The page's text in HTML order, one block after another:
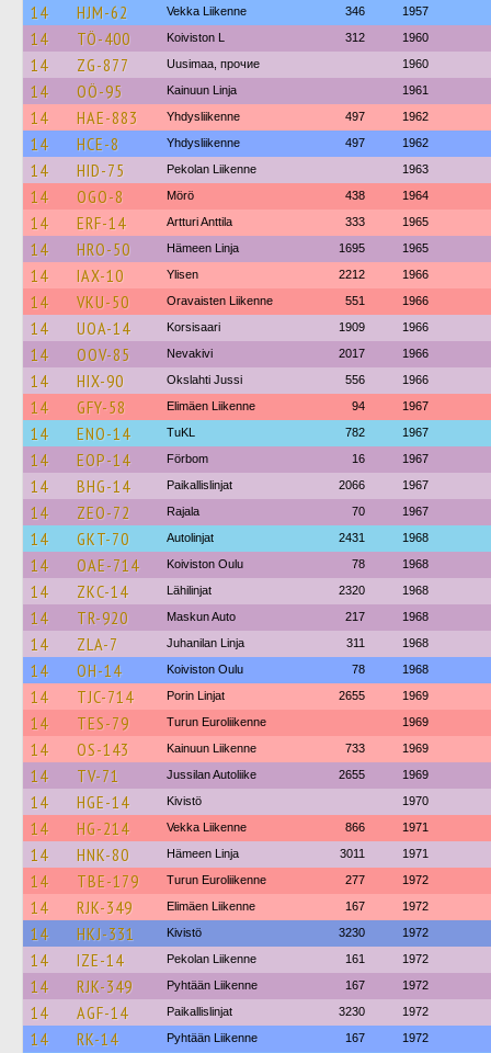
14 HJM-62 Vekka Liikenne 346 1957
14 TÖ-400 Koiviston L 312 1960
14 ZG-877 Uusimaa, прочие 1960
14 OÖ-95 Kainuun Linja 1961
14 HAE-883 Yhdysliikenne 497 1962
14 HCE-8 Yhdysliikenne 497 1962
14 HID-75 Pekolan Liikenne 1963
14 OGO-8 Mörö 438 1964
14 ERF-14 Artturi Anttila 333 1965
14 HRO-50 Hämeen Linja 1695 1965
14 IAX-10 Ylisen 2212 1966
14 VKU-50 Oravaisten Liikenne 551 1966
14 UOA-14 Korsisaari 1909 1966
14 OOV-85 Nevakivi 2017 1966
14 HIX-90 Okslahti Jussi 556 1966
14 GFY-58 Elimäen Liikenne 94 1967
14 ENO-14 TuKL 782 1967
14 EOP-14 Förbom 16 1967
14 BHG-14 Paikallislinjat 2066 1967
14 ZEO-72 Rajala 70 1967
14 GKT-70 Autolinjat 2431 1968
14 OAE-714 Koiviston Oulu 78 1968
14 ZKC-14 Lähilinjat 2320 1968
14 TR-920 Maskun Auto 217 1968
14 ZLA-7 Juhanilan Linja 311 1968
14 OH-14 Koiviston Oulu 78 1968
14 TJC-714 Porin Linjat 2655 1969
14 TES-79 Turun Euroliikenne 1969
14 OS-143 Kainuun Liikenne 733 1969
14 TV-71 Jussilan Autoliike 2655 1969
14 HGE-14 Kivistö 1970
14 HG-214 Vekka Liikenne 866 1971
14 HNK-80 Hämeen Linja 3011 1971
14 TBE-179 Turun Euroliikenne 277 1972
14 RJK-349 Elimäen Liikenne 167 1972
14 HKJ-331 Kivistö 3230 1972
14 IZE-14 Pekolan Liikenne 161 1972
14 RJK-349 Pyhtään Liikenne 167 1972
14 AGF-14 Paikallislinjat 3230 1972
14 RK-14 Pyhtään Liikenne 167 1972